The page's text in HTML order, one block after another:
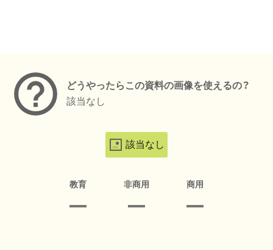
どうやったらこの資料の画像を使えるの？
該当なし
該当なし
教育 非商用 商用